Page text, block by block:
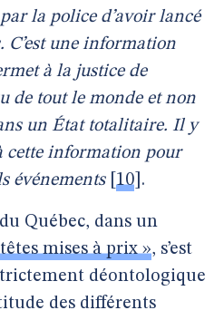
la police d’avoir lancé
C’est une information
à la justice de
de tout le monde et non
un État totalitaire. Il y
cette information pour
événements[ 10 .
Québec, dans un
mises à prix », s’est
déontologique
des différents